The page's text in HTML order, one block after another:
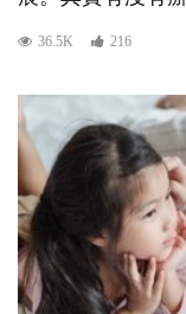
36.5K 216